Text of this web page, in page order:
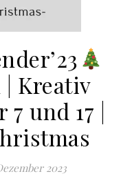
| Kreativ
und 17 |
2023